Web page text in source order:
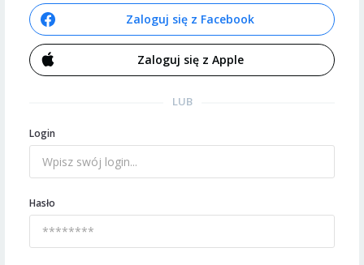
Zaloguj się z Facebook
Zaloguj się z Apple
LUB
Login
Hasło